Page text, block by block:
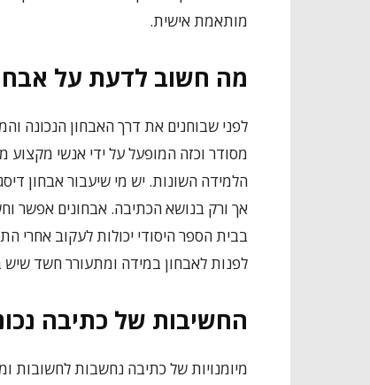
מותאמת אישית.
מה חשוב לדעת על
לפני שבוחנים את דרך האבחון הנכונה
מסודר וכזה המופעל על ידי אנשי
הלמידה השונות. יש מי שיעבור אבחון
אך ורק בנושא הכתיבה. אבחונים אפשר
בבית הספר היסודי יכולות לעקוב
לפנות לאבחון במידה ומתעורר חשד
החשיבות של כתיבה
מיומנויות של כתיבה נחשבות